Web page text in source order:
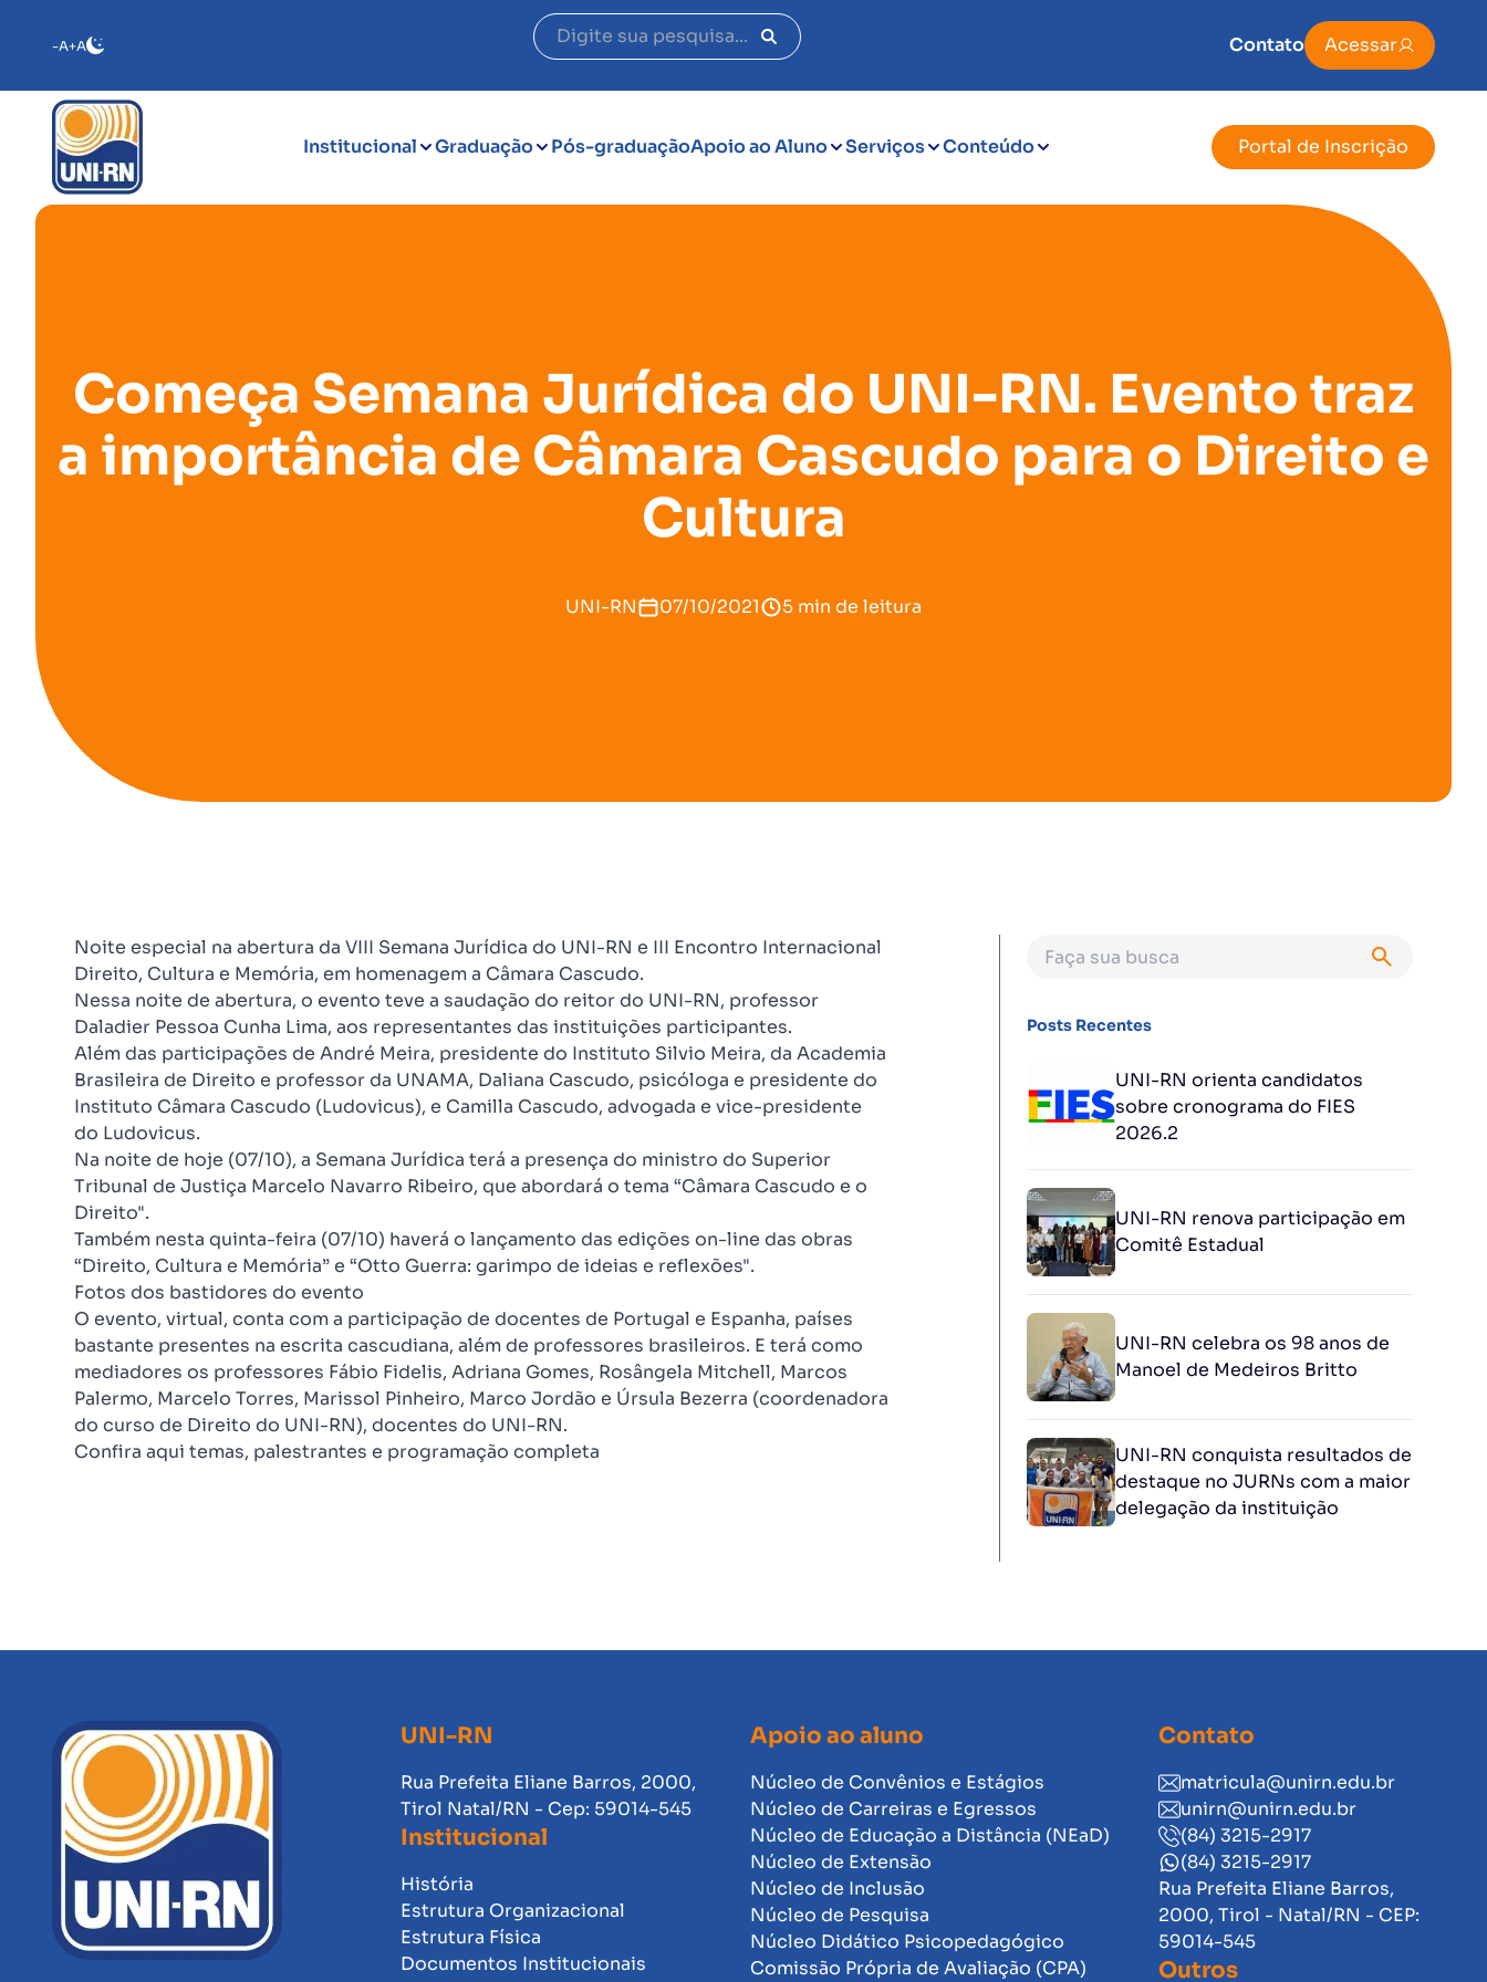
-A+A Contato Acessar
Institucional Graduação Pós-graduaçãoApoio ao Aluno Serviços Conteúdo Portal de Inscrição
Começa Semana Jurídica do UNI-RN. Evento traz
a importância de Câmara Cascudo para o Direito e
Cultura
UNI-RN 07/10/2021 5 min de leitura
Noite especial na abertura da VIII Semana Jurídica do UNI-RN e III Encontro Internacional
Direito, Cultura e Memória, em homenagem a Câmara Cascudo.
Nessa noite de abertura, o evento teve a saudação do reitor do UNI-RN, professor
Daladier Pessoa Cunha Lima, aos representantes das instituições participantes.
Além das participações de André Meira, presidente do Instituto Silvio Meira, da Academia
Brasileira de Direito e professor da UNAMA, Daliana Cascudo, psicóloga e presidente do
Instituto Câmara Cascudo (Ludovicus), e Camilla Cascudo, advogada e vice-presidente
do Ludovicus.
Na noite de hoje (07/10), a Semana Jurídica terá a presença do ministro do Superior
Tribunal de Justiça Marcelo Navarro Ribeiro, que abordará o tema “Câmara Cascudo e o
Direito".
Também nesta quinta-feira (07/10) haverá o lançamento das edições on-line das obras
“Direito, Cultura e Memória” e “Otto Guerra: garimpo de ideias e reflexões".
Fotos dos bastidores do evento
O evento, virtual, conta com a participação de docentes de Portugal e Espanha, países
bastante presentes na escrita cascudiana, além de professores brasileiros. E terá como
mediadores os professores Fábio Fidelis, Adriana Gomes, Rosângela Mitchell, Marcos
Palermo, Marcelo Torres, Marissol Pinheiro, Marco Jordão e Úrsula Bezerra (coordenadora
do curso de Direito do UNI-RN), docentes do UNI-RN.
Confira aqui temas, palestrantes e programação completa
Posts Recentes
UNI-RN orienta candidatos
sobre cronograma do FIES
2026.2
UNI-RN renova participação em
Comitê Estadual
UNI-RN celebra os 98 anos de
Manoel de Medeiros Britto
UNI-RN conquista resultados de
destaque no JURNs com a maior
delegação da instituição
UNI-RN
Rua Prefeita Eliane Barros, 2000,
Tirol Natal/RN - Cep: 59014-545
Institucional
História
Estrutura Organizacional
Estrutura Física
Documentos Institucionais
Apoio ao aluno
Núcleo de Convênios e Estágios
Núcleo de Carreiras e Egressos
Núcleo de Educação a Distância (NEaD)
Núcleo de Extensão
Núcleo de Inclusão
Núcleo de Pesquisa
Núcleo Didático Psicopedagógico
Comissão Própria de Avaliação (CPA)
Contato
matricula@unirn.edu.br
unirn@unirn.edu.br
(84) 3215-2917
(84) 3215-2917
Rua Prefeita Eliane Barros,
2000, Tirol - Natal/RN - CEP:
59014-545
Outros